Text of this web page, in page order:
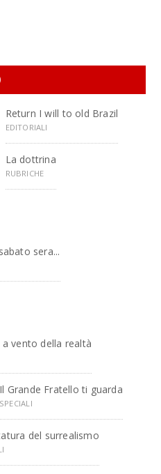
Return I will to old Brazil
EDITORIALI
La dottrina
RUBRICHE
sera...
vento della realtà
Il Grande Fratello ti guarda
SPECIALI
del surrealismo